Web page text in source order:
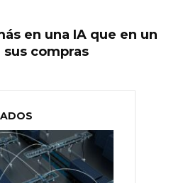
en una IA que en un
compras